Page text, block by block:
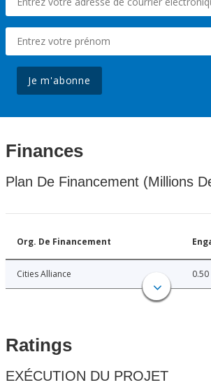
Je m'abonne
Finances
Plan De Financement (Millions
Org. De Financement
Cities Alliance 0.50
Ratings
EXÉCUTION DU PROJET